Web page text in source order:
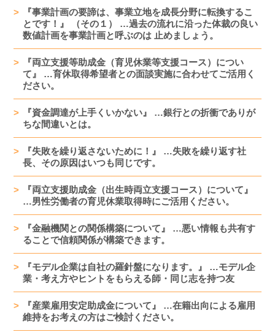
『事業計画の要諦は、事業立地を成長分野に転換するこ
とです！』 （その１） …過去の流れに沿った体裁の良い
数値計画を事業計画と呼ぶのは 止めましょう。
『両立支援等助成金（育児休業等支援コース）につい
て』 …育休取得希望者との面談実施に合わせてご活用く
ださい。
『資金調達が上手くいかない』 …銀行との折衝でありが
ちな間違いとは。
『失敗を繰り返さないために！』 …失敗を繰り返す社
長、その原因はいつも同じです。
『両立支援助成金（出生時両立支援コース）について』
…男性労働者の育児休業取得時にご活用ください。
『金融機関との関係構築について』 …悪い情報も共有す
ることで信頼関係が構築できます。
『モデル企業は自社の羅針盤になります。』 …モデル企
業・考え方やヒントをもらえる師・同じ志を持つ友
『産業雇用安定助成金について』 …在籍出向による雇用
維持をお考えの方はご検討ください。